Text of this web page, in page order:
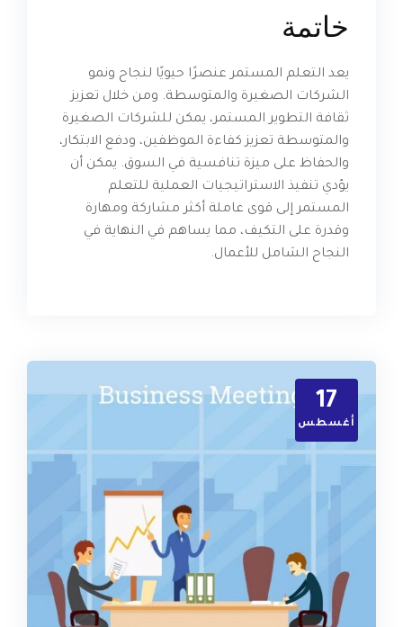
خاتمة
يعد التعلم المستمر عنصرًا حيويًا لنجاح ونمو
الشركات الصغيرة والمتوسطة. ومن خلال تعزيز
ثقافة التطوير المستمر، يمكن للشركات الصغيرة
والمتوسطة تعزيز كفاءة الموظفين، ودفع الابتكار،
والحفاظ على ميزة تنافسية في السوق. يمكن أن
يؤدي تنفيذ الاستراتيجيات العملية للتعلم
المستمر إلى قوى عاملة أكثر مشاركة ومهارة
وقدرة على التكيف، مما يساهم في النهاية في
النجاح الشامل للأعمال.
17
أغسطس